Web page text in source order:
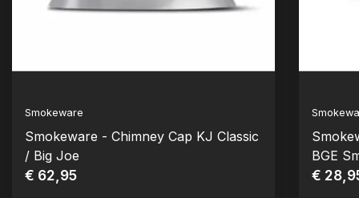
Smokeware
Smokeware - Chimney Cap KJ Classic
/ Big Joe
€ 62,95
BGE
€